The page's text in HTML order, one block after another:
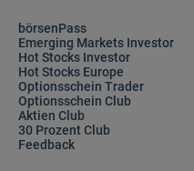
börsenPass
Emerging Markets Investor
Hot Stocks Investor
Hot Stocks Europe
Optionsschein Trader
Optionsschein Club
Aktien Club
30 Prozent Club
Feedback